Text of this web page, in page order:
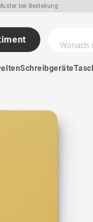
bei Bestellung
Wonach
Schreibgeräte